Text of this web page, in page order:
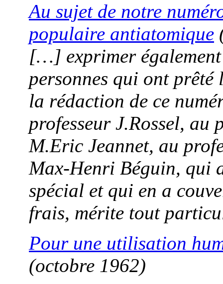
Au sujet de notre
populaire antiatomique
[…] exprimer
personnes qui ont
la rédaction de ce
professeur J.Rossel, au
M.Eric Jeannet, au
Max-Henri Béguin, qui
spécial et qui en a
frais, mérite tout
Pour une utilisation
(octobre 1962)